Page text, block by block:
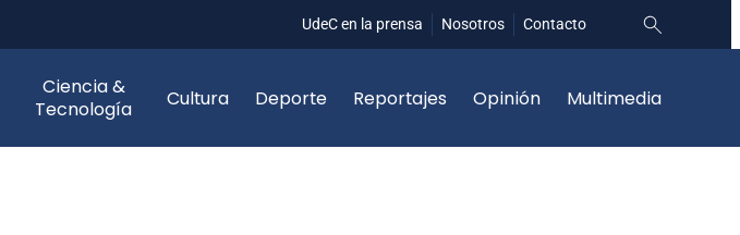
UdeC en la prensa Nosotros Contacto
Ciencia &
Tecnología
Cultura Deporte Reportajes Opinión Multimedia